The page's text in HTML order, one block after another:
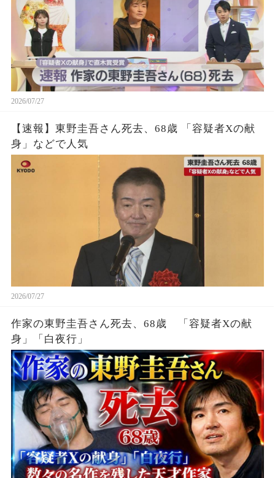
2026/07/27
【速報】東野圭吾さん死去、68歳 「容疑者Xの献
身」などで人気
2026/07/27
作家の東野圭吾さん死去、68歳 「容疑者Xの献
身」「白夜行」